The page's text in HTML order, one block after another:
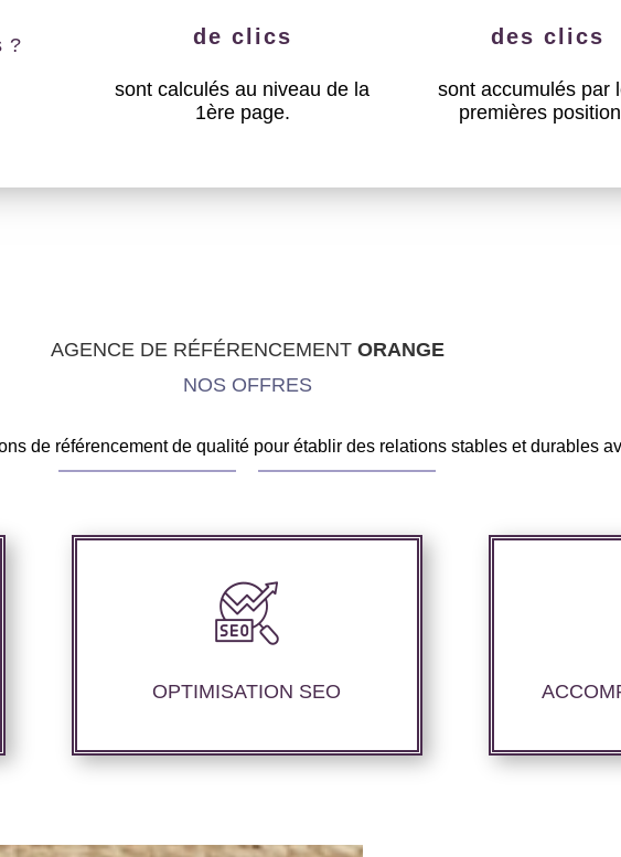
? de clics
sont calculés au niveau de la
1ère page.
des clics
sont accumulés par
premières
AGENCE DE RÉFÉRENCEMENT ORANGE
NOS OFFRES
de référencement de qualité pour établir des relations stables et durables
OPTIMISATION SEO
Nous proposons des services
d’optimisation technique de site internet
et d’ajustement de contenu sémantique
Nous
de